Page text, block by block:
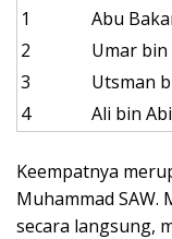
1 Abu
2
Umar
3
Utsman
4
Ali bin
Keempatnya
Muhammad SAW.
secara langsung,